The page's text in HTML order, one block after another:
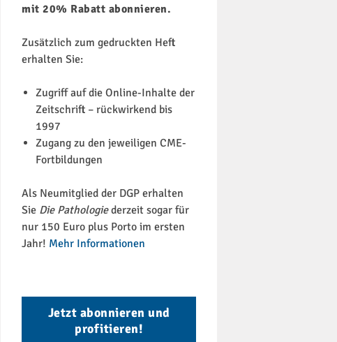
mit 20% Rabatt abonnieren.
Zusätzlich zum gedruckten Heft
erhalten Sie:
Zugriff auf die Online-Inhalte der
Zeitschrift – rückwirkend bis
1997
Zugang zu den jeweiligen CME-
Fortbildungen
Als Neumitglied der DGP erhalten
Sie Die Pathologiederzeit sogar für
nur 150 Euro plus Porto im ersten
Jahr! Mehr Informationen
Jetzt abonnieren und
profitieren!